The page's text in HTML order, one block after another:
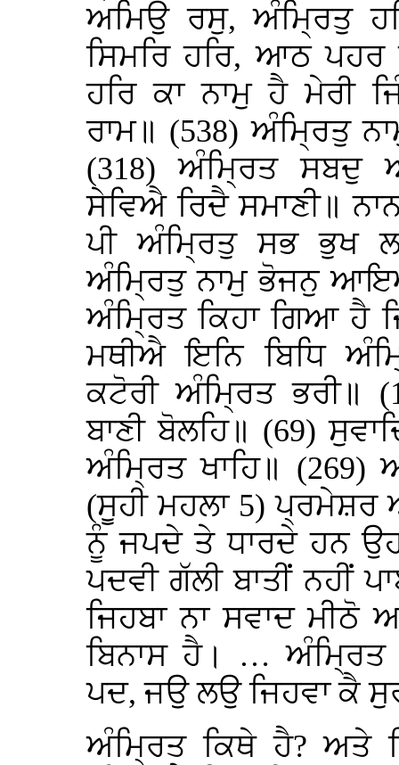
ਅਮਿਉ ਰਸੁ, ਅੰਮ੍ਰਿਤੁ
ਸਿਮਰਿ ਹਰਿ, ਆਠ ਪਹਰ
ਹਰਿ ਕਾ ਨਾਮੁ ਹੈ ਮੇਰੀ
ਰਾਮ॥ (538) ਅੰਮ੍ਰਿਤੁ
(318) ਅੰਮ੍ਰਿਤ ਸਬਦੁ
ਸੇਵਿਐ ਰਿਦੈ ਸਮਾਣੀ॥
ਪੀ ਅੰਮ੍ਰਿਤੁ ਸਭ ਭੁਖ
ਅੰਮ੍ਰਿਤੁ ਨਾਮੁ ਭੋਜਨੁ
ਅੰਮ੍ਰਿਤ ਕਿਹਾ ਗਿਆ ਹੈ
ਮਥੀਐ ਇਨਿ ਬਿਧਿ
ਕਟੋਰੀ ਅੰਮ੍ਰਿਤ ਭਰੀ॥
ਬਾਣੀ ਬੋਲਹਿ॥ (69)
ਅੰਮ੍ਰਿਤ ਖਾਹਿ॥ (269)
(ਸੂਹੀ ਮਹਲਾ 5)
ਨੂੰ ਜਪਦੇ ਤੇ ਧਾਰਦੇ ਹਨ
ਪਦਵੀ ਗੱਲੀ ਬਾਤੀਂ ਨਹੀਂ
ਜਿਹਬਾ ਨਾ ਸਵਾਦ
ਬਿਨਾਸ ਹੈ। …
ਪਦ, ਜਉ ਲਉ ਜਿਹਵਾ ਕੈ
ਅੰਮ੍ਰਿਤ ਕਿਥੇ ਹੈ? ਅਤੇ